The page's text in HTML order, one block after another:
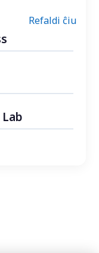
Refaldi ĉiu